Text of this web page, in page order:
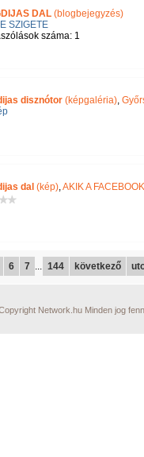
DAL (blogbejegyzés)
SZIGETE
száma: 1
disznótor (képgaléria),
dal (kép),AKIK A
6 7 ... 144 következő
Network.hu Minden jog